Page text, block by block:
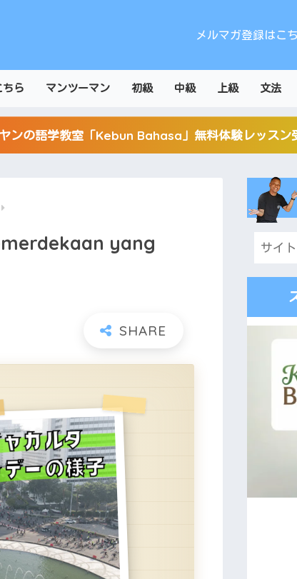
ちら マンツーマン 初級 中級 上級 文法
メルマガ登録はこ
ンの語学教室「Kebun Bahasa」無料体験レッスン
yang